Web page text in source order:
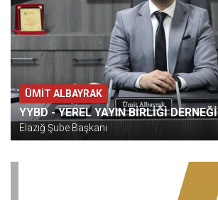
ÜMIT ALBAYRAK
YYBD - YEREL YAYIN BİRLİĞİ DERNEĞİ
Elazığ Şube Başkanı